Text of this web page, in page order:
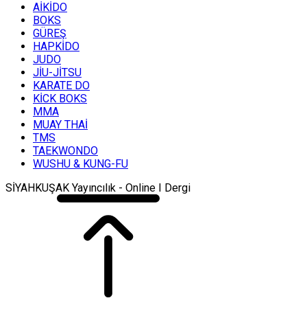
AİKİDO
BOKS
GÜREŞ
HAPKİDO
JUDO
JİU-JİTSU
KARATE DO
KİCK BOKS
MMA
MUAY THAİ
TMS
TAEKWONDO
WUSHU & KUNG-FU
SİYAHKUŞAK Yayıncılık - Online I Dergi